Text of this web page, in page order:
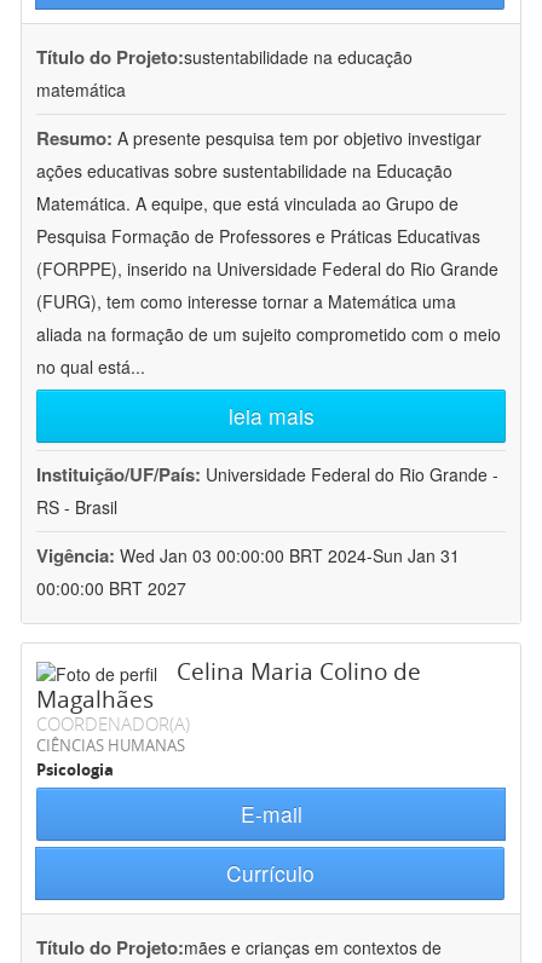
Título do Projeto:sustentabilidade na educação
matemática
Resumo: A presente pesquisa tem por objetivo investigar
ações educativas sobre sustentabilidade na Educação
Matemática. A equipe, que está vinculada ao Grupo de
Pesquisa Formação de Professores e Práticas Educativas
(FORPPE), inserido na Universidade Federal do Rio Grande
(FURG), tem como interesse tornar a Matemática uma
aliada na formação de um sujeito comprometido com o meio
no qual está...
leia mais
Instituição/UF/País: Universidade Federal do Rio Grande -
RS - Brasil
Vigência: Wed Jan 03 00:00:00 BRT 2024-Sun Jan 31
00:00:00 BRT 2027
Celina Maria Colino de
Magalhães
COORDENADOR(A)
CIÊNCIAS HUMANAS
Psicologia
E-mail
Currículo
Título do Projeto:mães e crianças em contextos de